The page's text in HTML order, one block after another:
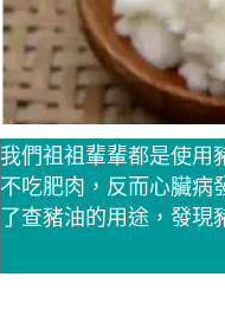
我們祖祖輩輩都是使用
不吃肥肉，反而心臟病
了查豬油的用途，發現